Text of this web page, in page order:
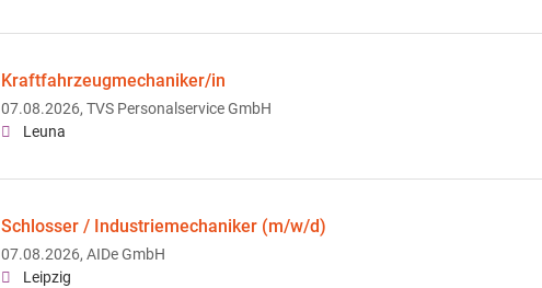
Kraftfahrzeugmechaniker/in
07.08.2026, TVS Personalservice GmbH
Leuna
Schlosser / Industriemechaniker (m/w/d)
07.08.2026, AIDe GmbH
Leipzig